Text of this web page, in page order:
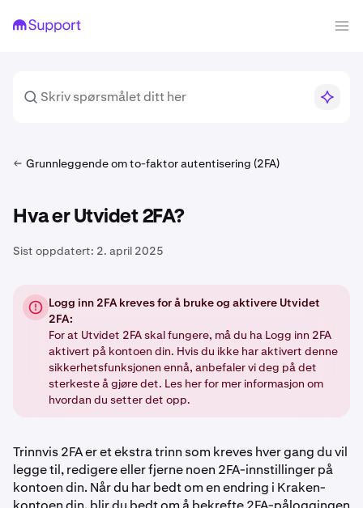
Grunnleggende om to-faktor autentisering (2FA)
Hva er Utvidet 2FA?
Sist oppdatert: 2. april 2025
Logg inn 2FA kreves for å bruke og aktivere Utvidet
2FA:
For at Utvidet 2FA skal fungere, må du ha Logg inn 2FA
aktivert på kontoen din. Hvis du ikke har aktivert denne
sikkerhetsfunksjonen ennå, anbefaler vi deg på det
sterkeste å gjøre det. Les her for mer informasjon om
hvordan du setter det opp.
Trinnvis 2FA er et ekstra trinn som kreves hver gang du vil
legge til, redigere eller fjerne noen 2FA-innstillinger på
kontoen din. Når du har bedt om en endring i Kraken-